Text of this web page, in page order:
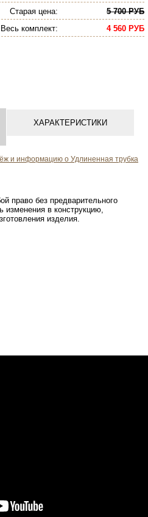
Старая цена:
5 700 РУБ
Весь комплект: 4 560 РУБ
право без предварительного
изменения в конструкцию,
изделия.
ХАРАКТЕРИСТИКИ